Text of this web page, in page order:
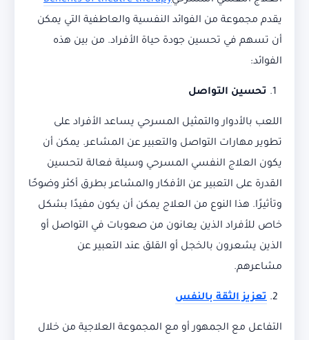
يقدم مجموعة من الفوائد النفسية والعاطفية التي يمكن
أن تسهم في تحسين جودة حياة الأفراد. من بين هذه
الفوائد:
تحسين التواصل
اللعب بالأدوار والتمثيل المسرحي يساعد الأفراد على
تطوير مهارات التواصل والتعبير عن المشاعر. يمكن أن
يكون العلاج النفسي المسرحي وسيلة فعالة لتحسين
القدرة على التعبير عن الأفكار والمشاعر بطرق أكثر وضوحًا
وتأثيرًا. هذا النوع من العلاج يمكن أن يكون مفيدًا بشكل
خاص للأفراد الذين يعانون من صعوبات في التواصل أو
الذين يشعرون بالخجل أو القلق عند التعبير عن
مشاعرهم.
تعزيز الثقة بالنفس
التفاعل مع الجمهور أو مع المجموعة العلاجية من خلال